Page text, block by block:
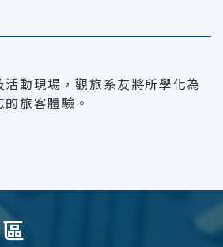
動現場，觀旅系友將所學化為
旅客體驗。